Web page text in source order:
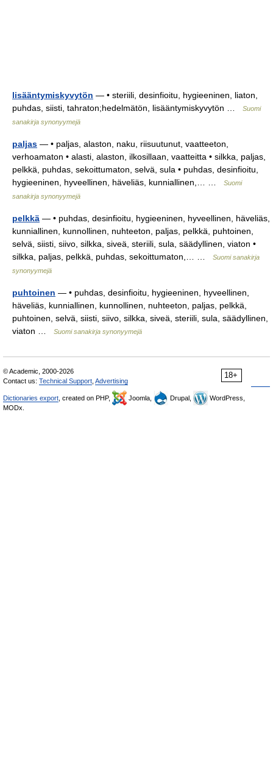
lisääntymiskyvytön — • steriili, desinfioitu, hygieeninen, liaton,
puhdas, siisti, tahraton;hedelmätön, lisääntymiskyvytön …
Suomi
sanakirja synonyymejä
paljas — • paljas, alaston, naku, riisuutunut, vaatteeton,
verhoamaton • alasti, alaston, ilkosillaan, vaatteitta • silkka, paljas,
pelkkä, puhdas, sekoittumaton, selvä, sula • puhdas, desinfioitu,
hygieeninen, hyveellinen, häveliäs, kunniallinen,… …
Suomi
sanakirja synonyymejä
pelkkä — • puhdas, desinfioitu, hygieeninen, hyveellinen, häveliäs,
kunniallinen, kunnollinen, nuhteeton, paljas, pelkkä, puhtoinen,
selvä, siisti, siivo, silkka, siveä, steriili, sula, säädyllinen, viaton •
silkka, paljas, pelkkä, puhdas, sekoittumaton,… …
Suomi sanakirja
synonyymejä
puhtoinen — • puhdas, desinfioitu, hygieeninen, hyveellinen,
häveliäs, kunniallinen, kunnollinen, nuhteeton, paljas, pelkkä,
puhtoinen, selvä, siisti, siivo, silkka, siveä, steriili, sula, säädyllinen,
viaton …
Suomi sanakirja synonyymejä
18+
© Academic, 2000-2026
Contact us: Technical Support Advertising
Dictionaries export , created on PHP, Joomla, Drupal,
WordPress,
MODx.